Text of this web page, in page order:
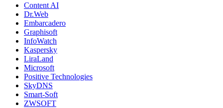
Content AI
Dr.Web
Embarcadero
Graphisoft
InfoWatch
Kaspersky
LiraLand
Microsoft
Positive Technologies
SkyDNS
Smart-Soft
ZWSOFT